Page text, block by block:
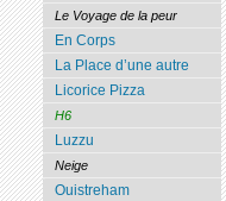
Le Voyage de la peur
En Corps
La Place d’une autre
Licorice Pizza
H6
Luzzu
Neige
Ouistreham